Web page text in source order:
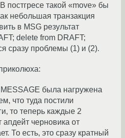
постгресе такой «move» бы
небольшая транзакция
в MSG результат
delete from DRAFT;
сразу проблемы (1) и (2).
была нагружена
что туда постили
то теперь каждые 2
апдейт черновика от
То есть, это сразу кратный